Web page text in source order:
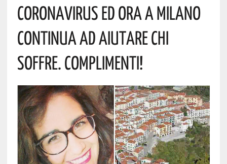
Coronavirus Ed Ora A Milano
Continua Ad Aiutare Chi
Soffre. Complimenti!